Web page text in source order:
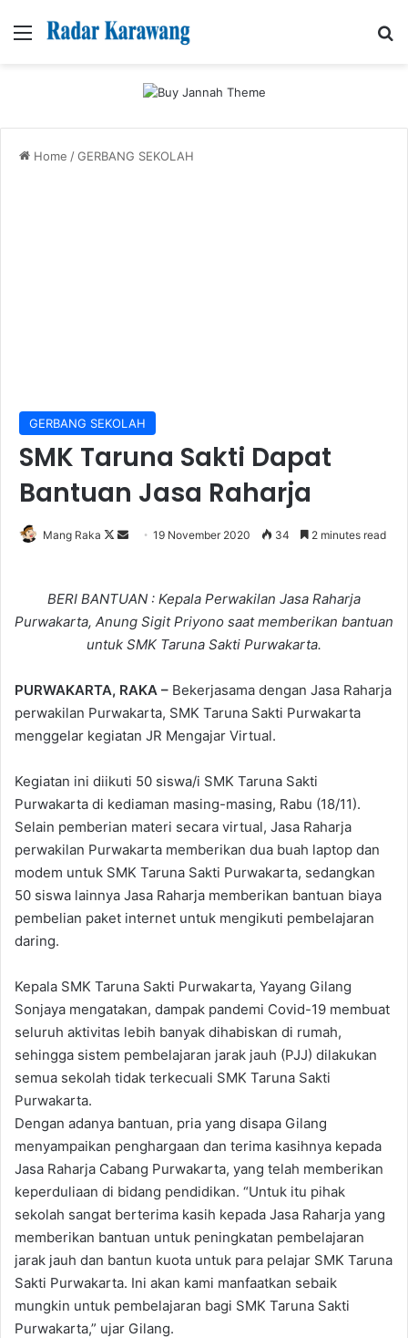
Menu
Home /GERBANG SEKOLAH
GERBANG SEKOLAH
SMK Taruna Sakti Dapat
Bantuan Jasa Raharja
Mang Raka
Follow
Send19 November 2020 34 2 minutes read
BERI BANTUAN : Kepala Perwakilan Jasa Raharja
Purwakarta, Anung Sigit Priyono saat memberikan bantuan
untuk SMK Taruna Sakti Purwakarta.
PURWAKARTA, RAKA – Bekerjasama dengan Jasa Raharja
perwakilan Purwakarta, SMK Taruna Sakti Purwakarta
menggelar kegiatan JR Mengajar Virtual.
Kegiatan ini diikuti 50 siswa/i SMK Taruna Sakti
Purwakarta di kediaman masing-masing, Rabu (18/11).
Selain pemberian materi secara virtual, Jasa Raharja
perwakilan Purwakarta memberikan dua buah laptop dan
modem untuk SMK Taruna Sakti Purwakarta, sedangkan
50 siswa lainnya Jasa Raharja memberikan bantuan biaya
pembelian paket internet untuk mengikuti pembelajaran
daring.
Kepala SMK Taruna Sakti Purwakarta, Yayang Gilang
Sonjaya mengatakan, dampak pandemi Covid-19 membuat
seluruh aktivitas lebih banyak dihabiskan di rumah,
sehingga sistem pembelajaran jarak jauh (PJJ) dilakukan
semua sekolah tidak terkecuali SMK Taruna Sakti
Purwakarta.
Dengan adanya bantuan, pria yang disapa Gilang
menyampaikan penghargaan dan terima kasihnya kepada
Jasa Raharja Cabang Purwakarta, yang telah memberikan
keperduliaan di bidang pendidikan. “Untuk itu pihak
sekolah sangat berterima kasih kepada Jasa Raharja yang
memberikan bantuan untuk peningkatan pembelajaran
jarak jauh dan bantun kuota untuk para pelajar SMK Taruna
Sakti Purwakarta. Ini akan kami manfaatkan sebaik
mungkin untuk pembelajaran bagi SMK Taruna Sakti
Purwakarta,” ujar Gilang.